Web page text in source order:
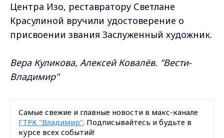
Центра Изо, реставратору Светлане
Красулиной вручили удостоверение о
присвоении звания Заслуженный художник.
Вера Куликова, Алексей Ковалёв. "Вести-
Владимир"
Самые свежие и главные новости в макс-канале
ГТРК "Владимир". Подписывайтесь и будьте в
курсе всех событий!